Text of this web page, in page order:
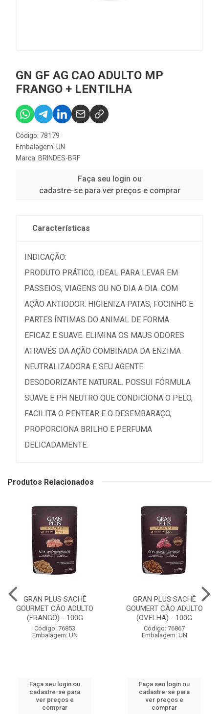
GN GF AG CAO ADULTO MP
FRANGO + LENTILHA
Código: 78179
Embalagem: UN
Marca: BRINDES-BRF
Faça seu login ou
cadastre-se para ver preços e comprar
Características
INDICAÇÃO:
PRODUTO PRÁTICO, IDEAL PARA LEVAR EM
PASSEIOS, VIAGENS OU NO DIA A DIA. COM
AÇÃO ANTIODOR. HIGIENIZA PATAS, FOCINHO E
PARTES ÍNTIMAS DO ANIMAL DE FORMA
EFICAZ E SUAVE. ELIMINA OS MAUS ODORES
ATRAVÉS DA AÇÃO COMBINADA DA ENZIMA
NEUTRALIZADORA E SEU AGENTE
DESODORIZANTE NATURAL. POSSUI FÓRMULA
SUAVE E PH NEUTRO QUE CONDICIONA O PELO,
FACILITA O PENTEAR E O DESEMBARAÇO,
PROPORCIONA BRILHO E PERFUMA
DELICADAMENTE.
Produtos Relacionados
GRAN PLUS SACHÊ
GOURMET CÃO ADULTO
(FRANGO) - 100G
Código: 76853
Embalagem: UN
Faça seu login ou
cadastre-se para
ver preços e
comprar
GRAN PLUS SACHÊ
GOUMERT CÃO ADULTO
(OVELHA) - 100G
Código: 76867
Embalagem: UN
Faça seu login ou
cadastre-se para
ver preços e
comprar